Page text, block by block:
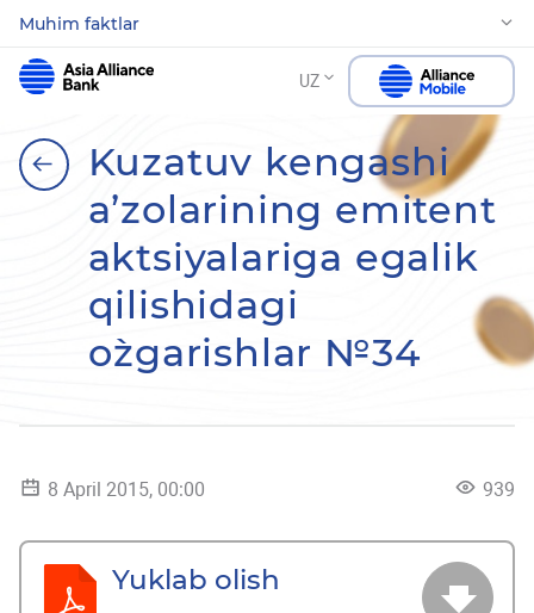
Muhim faktlar
UZ
Kuzatuv kengashi
a’zolarining emitent
aktsiyalariga egalik
qilishidagi
o`zgarishlar №34
8 April 2015, 00:00 939
Yuklab olish